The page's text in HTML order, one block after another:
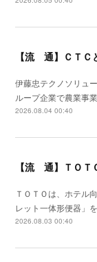
伊藤忠テクノソリュ
ループ企業で農業事
2026.08.04 00:40
ＴＯＴＯは、ホテル
レット一体形便器」
2026.08.03 00:40